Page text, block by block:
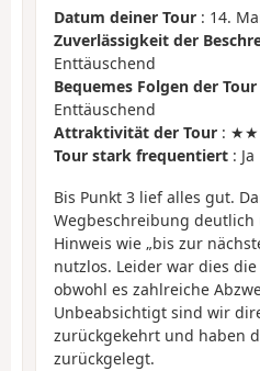
Datum deiner Tour : 14.
Zuverlässigkeit der
Enttäuschend
Bequemes Folgen der Tour
Enttäuschend
Attraktivität der Tour :
Tour stark frequentiert : Ja
Bis Punkt 3 lief alles gut.
Wegbeschreibung deutlich
Hinweis wie „bis zur
nutzlos. Leider war dies
obwohl es zahlreiche
Unbeabsichtigt sind wir
zurückgekehrt und haben
zurückgelegt.